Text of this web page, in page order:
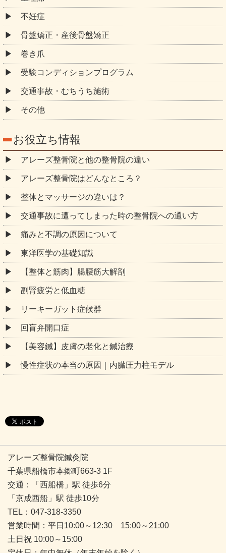
不妊症
骨盤矯正・産後骨盤矯正
巻き爪
受験コンディションプログラム
交通事故・むちうち施術
その他
お役立ち情報
アレーズ整骨院と他の整骨院の違い
アレーズ整骨院はどんなところ？
整体とマッサージの違いは？
交通事故に遭ってしまった時の整骨院への通い方
痛みと不調の原因について
東洋医学の基礎知識
【整体と筋肉】腸腰筋大解剖
副腎疲労と低血糖
リーキーガット症候群
回盲弁開口症
【美容鍼】皮膚の老化と鍼治療
慢性症状の本当の原因｜内臓圧力柱モデル
アレーズ整骨院鍼灸院
千葉県船橋市本郷町663-3 1F
交通：「西船橋」駅 徒歩6分
「京成西船」駅 徒歩10分
TEL：047-318-3350
営業時間：平日10:00～12:30 15:00～21:00
土日祝 10:00～15:00